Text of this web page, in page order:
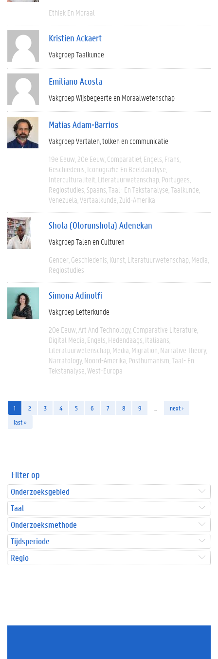
Ethiek En Moraal
Kristien Ackaert
Vakgroep Taalkunde
Emiliano Acosta
Vakgroep Wijsbegeerte en Moraalwetenschap
Matías Adam-Barrios
Vakgroep Vertalen, tolken en communicatie
19e Eeuw 20e Eeuw Comparatief Engels Frans
Geschiedenis Iconografie En Beeldanalyse
Interculturaliteit Literatuurwetenschap Portugees
Regiostudies Spaans Taal- En Tekstanalyse Taalkunde
Venezuela Vertaalkunde Zuid-Amerika
Shola (Olorunshola) Adenekan
Vakgroep Talen en Culturen
Gender Geschiedenis Kunst Literatuurwetenschap Media
Regiostudies
Simona Adinolfi
Vakgroep Letterkunde
20e Eeuw Art And Technology Comparative Literature
Digital Media Engels Hedendaags Italiaans
Literatuurwetenschap Media Migration Narrative Theory
Narratology Noord-Amerika Posthumanism Taal- En
Tekstanalyse West-Europa
1 2 3 4 5 6 7 8 9
next ›
last »
Filter op
Onderzoeksgebied
Taal
Onderzoeksmethode
Tijdsperiode
Regio